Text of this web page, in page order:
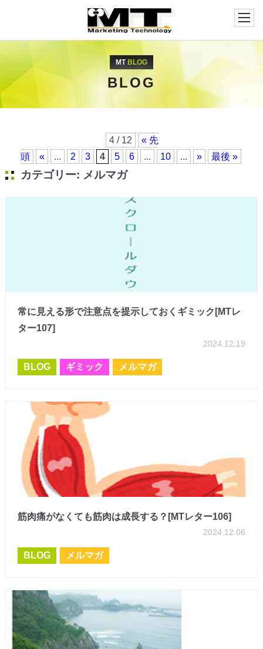
MT BLOG
BLOG
4 / 12
« 先
頭
« ... 2 3 4 5 6 ... 10 ... » 最後 »
カテゴリー: メルマガ
常に見える形で注意点を提示しておくギミック[MTレ
ター107]
2024.12.19
BLOG ギミック メルマガ
筋肉痛がなくても筋肉は成長する？[MTレター106]
2024.12.06
BLOG メルマガ